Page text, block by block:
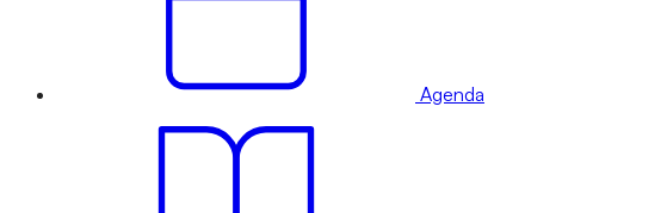
Agenda